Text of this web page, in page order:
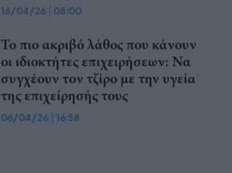
16/04/26 | 08:00
Το πιο ακριβό λάθος που κάνουν
οι ιδιοκτήτες επιχειρήσεων: Να
συγχέουν τον τζίρο με την υγεία
της επιχείρησής τους
06/04/26 | 16:58